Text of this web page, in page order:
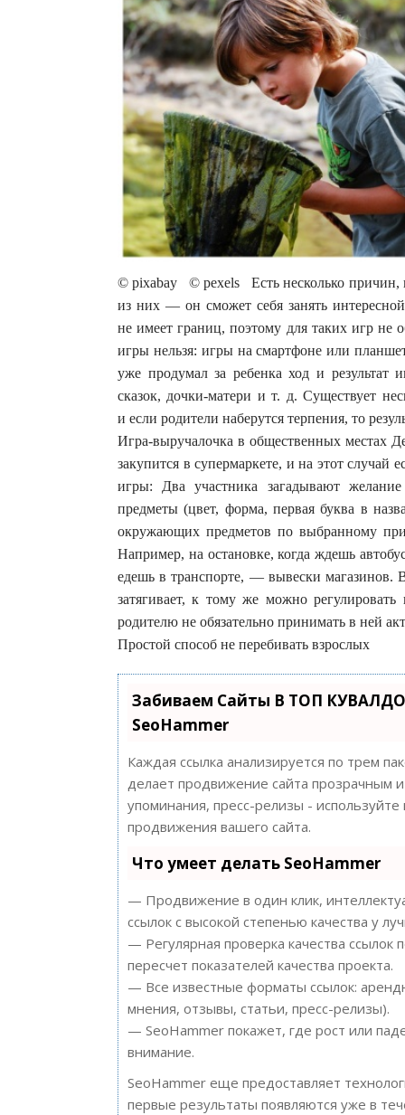
© pixabay © pexels Есть несколько причин,
из них — он сможет себя занять
не имеет границ, поэтому для таких игр не
игры нельзя: игры на смартфоне или
уже продумал за ребенка ход и
сказок, дочки-матери и т. д. Существует
и если родители наберутся терпения, то
Игра-выручалочка в общественных местах
закупится в супермаркете, и на этот
игры: Два участника загадывают
предметы (цвет, форма, первая буква в
окружающих предметов по выбранному
Например, на остановке, когда ждешь
едешь в транспорте, — вывески магазинов.
затягивает, к тому же можно
родителю не обязательно принимать в ней
Простой способ не перебивать взрослых
Забиваем Сайты В ТОП
SeoHammer
Каждая ссылка анализируется по трем
делает продвижение сайта прозрачным
упоминания, пресс-релизы -
продвижения вашего сайта.
Что умеет делать SeoHammer
— Продвижение в один клик,
ссылок с высокой степенью качества у
— Регулярная проверка качества
пересчет показателей качества проекта.
— Все известные форматы ссылок:
мнения, отзывы, статьи, пресс-релизы).
— SeoHammer покажет, где рост или
внимание.
SeoHammer еще предоставляет
первые результаты появляются уже в